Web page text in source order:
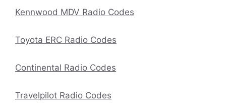
Kennwood MDV Radio Codes
Toyota ERC Radio Codes
Continental Radio Codes
Travelpilot Radio Codes